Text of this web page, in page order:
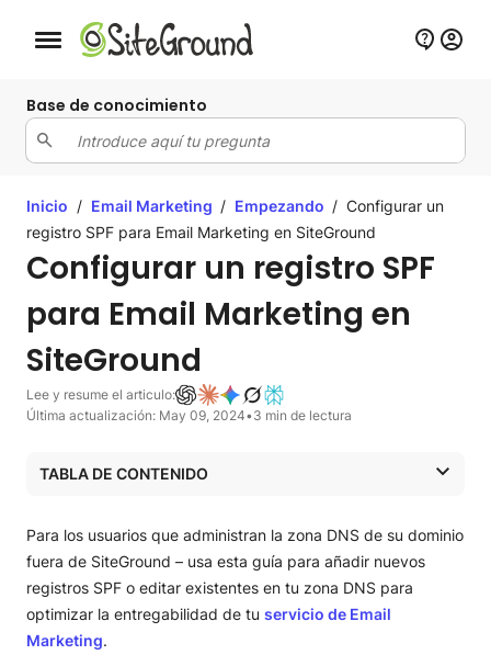
Botón de navegación móvil
Base de conocimiento
Inicio / Email Marketing / Empezando / Configurar un
registro SPF para Email Marketing en SiteGround
Configurar un registro SPF
para Email Marketing en
SiteGround
Lee y resume el articulo:
Última actualización: May 09, 2024•3 min de lectura
TABLA DE CONTENIDO
Cómo comprobar si ya tienes un registro SPF
Añadir un registro SPF cuando no tienes uno existente
Editar un registro SPF existente
¿Qué pasa si ya tengo una declaración “include” en mi
registro SPF?
¿Cómo puedo comprobar si mi SPF está configurado
Para los usuarios que administran la zona DNS de su dominio
fuera de SiteGround – usa esta guía para añadir nuevos
registros SPF o editar existentes en tu zona DNS para
optimizar la entregabilidad de tu servicio de Email
Marketing.